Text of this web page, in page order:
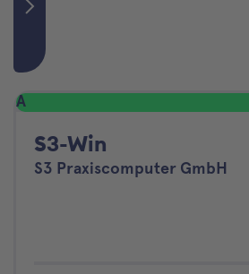
A
S3-Win
S3 Praxiscomputer GmbH